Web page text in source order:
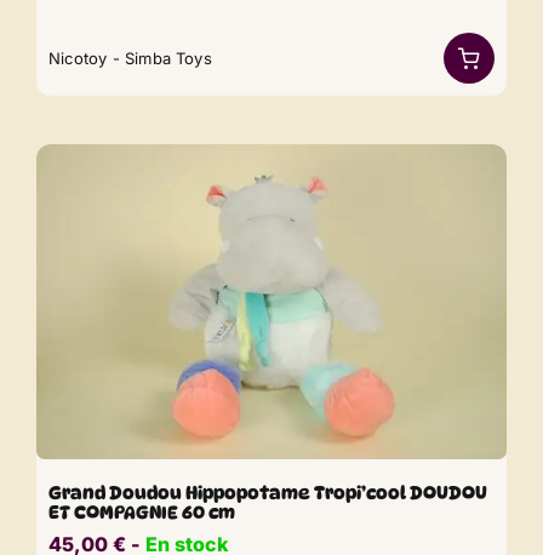
Nicotoy - Simba Toys
Grand Doudou Hippopotame Tropi’cool DOUDOU
ET COMPAGNIE 60 cm
45,00 € ​​ - En stock